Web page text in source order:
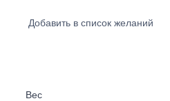
Добавить в список желаний
Вес